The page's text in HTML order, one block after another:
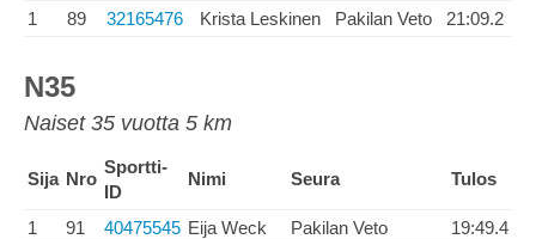
1
89 32165476 Krista Leskinen Pakilan Veto 21:09.2
N35
Naiset 35 vuotta 5 km
Sija Nro
Sportti-
ID
Nimi Seura Tulos
1 91 40475545 Eija Weck Pakilan Veto
19:49.4